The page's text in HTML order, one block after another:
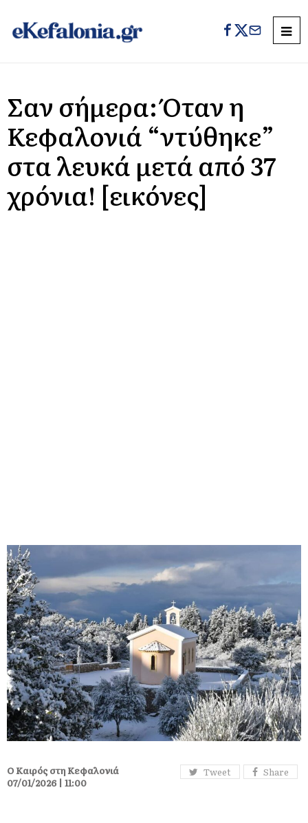
Σαν σήμερα: Όταν η
Κεφαλονιά “ντύθηκε”
στα λευκά μετά από 37
χρόνια! [εικόνες]
Tweet Share
Ο Καιρός στη Κεφαλονιά
07/01/2026 | 11:00